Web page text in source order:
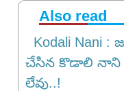
Also read
Kodali Nani :
చేసిన కొడాలి నాని
లేవు..!